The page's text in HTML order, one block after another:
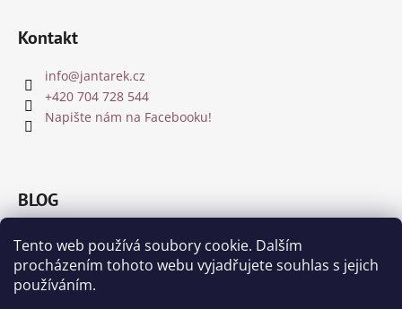
Tento web používá soubory cookie. Dalším
procházením tohoto webu vyjadřujete souhlas s jejich
používáním.
Kontakt
info@jantarek.cz
+420 704 728 544
Napište nám na Facebooku!
BLOG
Jakou barvu jantaru zvolit?
8.12.2018
Čištění a nabíjení jantaru a drahých kamenů